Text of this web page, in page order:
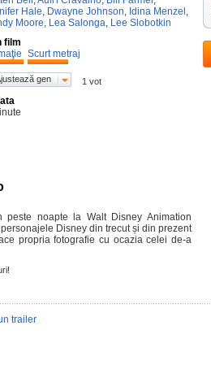
Hale, Dwayne Johnson, Idina Menzel ,
Moore, Lea Salonga, Lee Slobotkin
film
Scurt metraj
gen 1 vot
noapte la Walt Disney Animation
Disney din trecut și din prezent
propria fotografie cu ocazia celei de-a
trailer